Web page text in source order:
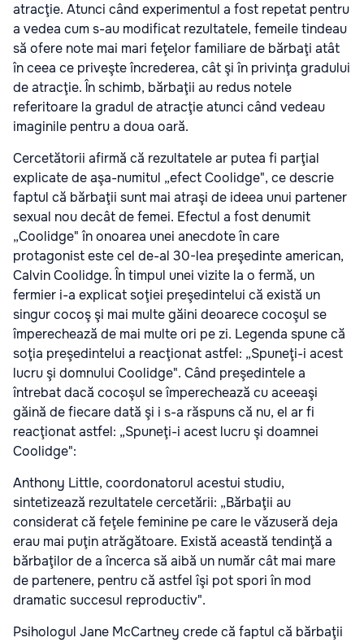
atracţie. Atunci când experimentul a fost repetat pentru
a vedea cum s-au modificat rezultatele, femeile tindeau
să ofere note mai mari feţelor familiare de bărbaţi atât
în ceea ce priveşte încrederea, cât şi în privinţa gradului
de atracţie. În schimb, bărbaţii au redus notele
referitoare la gradul de atracţie atunci când vedeau
imaginile pentru a doua oară.
Cercetătorii afirmă că rezultatele ar putea fi parţial
explicate de aşa-numitul „efect Coolidge", ce descrie
faptul că bărbaţii sunt mai atraşi de ideea unui partener
sexual nou decât de femei. Efectul a fost denumit
„Coolidge" în onoarea unei anecdote în care
protagonist este cel de-al 30-lea preşedinte american,
Calvin Coolidge. În timpul unei vizite la o fermă, un
fermier i-a explicat soţiei preşedintelui că există un
singur cocoş şi mai multe găini deoarece cocoşul se
împerechează de mai multe ori pe zi. Legenda spune că
soţia preşedintelui a reacţionat astfel: „Spuneţi-i acest
lucru şi domnului Coolidge". Când preşedintele a
întrebat dacă cocoşul se împerechează cu aceeaşi
găină de fiecare dată şi i s-a răspuns că nu, el ar fi
reacţionat astfel: „Spuneţi-i acest lucru şi doamnei
Coolidge":
Anthony Little, coordonatorul acestui studiu,
sintetizează rezultatele cercetării: „Bărbaţii au
considerat că feţele feminine pe care le văzuseră deja
erau mai puţin atrăgătoare. Există această tendinţă a
bărbaţilor de a încerca să aibă un număr cât mai mare
de partenere, pentru că astfel îşi pot spori în mod
dramatic succesul reproductiv".
Psihologul Jane McCartney crede că faptul că bărbaţii